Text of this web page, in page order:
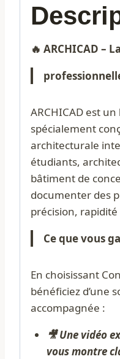
🔥 ARCHICAD –
ARCHICAD est
spécialement
architecturale
étudiants,
bâtiment de
documenter des
précision,
Ce que vous
En choisissant
bénéficiez d’une
accompagnée :
🎥 Une vidéo
vous montre